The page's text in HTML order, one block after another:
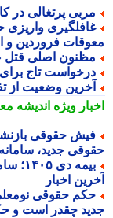
پرتغالی در کادر
واریزی
فروردین و
اصلی قتل
تاج برای
وضعیت از
ویژهاندیشه
جدید، سامانه
بیمه دی
اخبار
چقدر است و حکم